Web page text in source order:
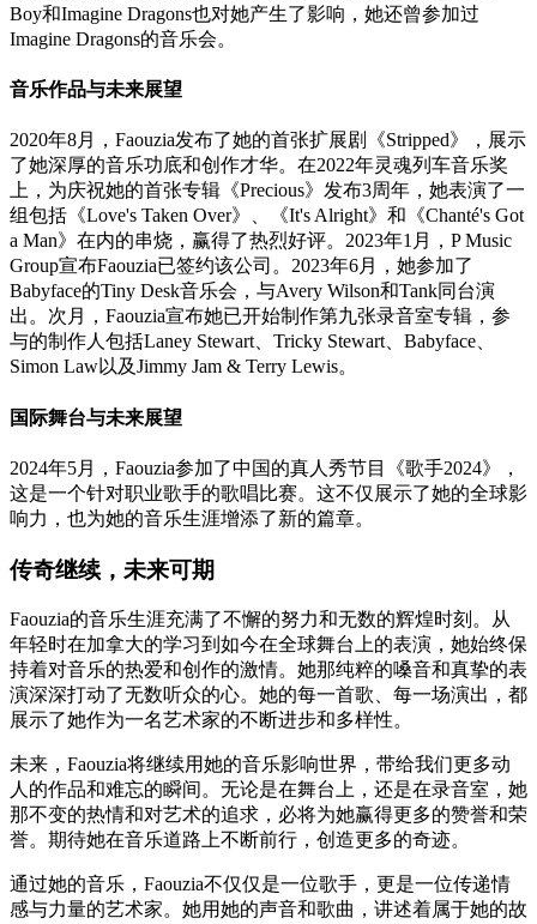
Boy和Imagine Dragons也对她产生了影响，她还曾参加过
Imagine Dragons的音乐会。
音乐作品与未来展望
2020年8月，Faouzia发布了她的首张扩展剧《Stripped》，展示
了她深厚的音乐功底和创作才华。在2022年灵魂列车音乐奖
上，为庆祝她的首张专辑《Precious》发布3周年，她表演了一
组包括《Love's Taken Over》、《It's Alright》和《Chanté's Got
a Man》在内的串烧，赢得了热烈好评。2023年1月，P Music
Group宣布Faouzia已签约该公司。2023年6月，她参加了
Babyface的Tiny Desk音乐会，与Avery Wilson和Tank同台演
出。次月，Faouzia宣布她已开始制作第九张录音室专辑，参
与的制作人包括Laney Stewart、Tricky Stewart、Babyface、
Simon Law以及Jimmy Jam & Terry Lewis。
国际舞台与未来展望
2024年5月，Faouzia参加了中国的真人秀节目《歌手2024》，
这是一个针对职业歌手的歌唱比赛。这不仅展示了她的全球影
响力，也为她的音乐生涯增添了新的篇章。
传奇继续，未来可期
Faouzia的音乐生涯充满了不懈的努力和无数的辉煌时刻。从
年轻时在加拿大的学习到如今在全球舞台上的表演，她始终保
持着对音乐的热爱和创作的激情。她那纯粹的嗓音和真挚的表
演深深打动了无数听众的心。她的每一首歌、每一场演出，都
展示了她作为一名艺术家的不断进步和多样性。
未来，Faouzia将继续用她的音乐影响世界，带给我们更多动
人的作品和难忘的瞬间。无论是在舞台上，还是在录音室，她
那不变的热情和对艺术的追求，必将为她赢得更多的赞誉和荣
誉。期待她在音乐道路上不断前行，创造更多的奇迹。
通过她的音乐，Faouzia不仅仅是一位歌手，更是一位传递情
感与力量的艺术家。她用她的声音和歌曲，讲述着属于她的故